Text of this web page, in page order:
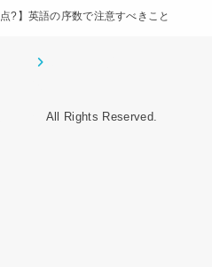
点?】英語の序数で注意すべきこと
All Rights Reserved.